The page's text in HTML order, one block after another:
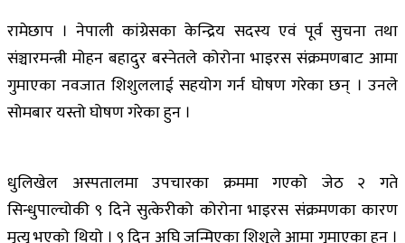
रामेछाप । नेपाली कांग्रेसका केन्द्रिय सदस्य एवं पूर्व सुचना तथा
संञ्चारमन्त्री मोहन बहादुर बस्नेतले कोरोना भाइरस संक्रमणबाट आमा
गुमाएका नवजात शिशुललाई सहयोग गर्न घोषण गरेका छन् । उनले
सोमबार यस्तो घोषण गरेका हुन ।
धुलिखेल अस्पतालमा उपचारका क्रममा गएको जेठ २ गते
सिन्धुपाल्चोकी ९ दिने सुत्केरीको कोरोना भाइरस संक्रमणका कारण